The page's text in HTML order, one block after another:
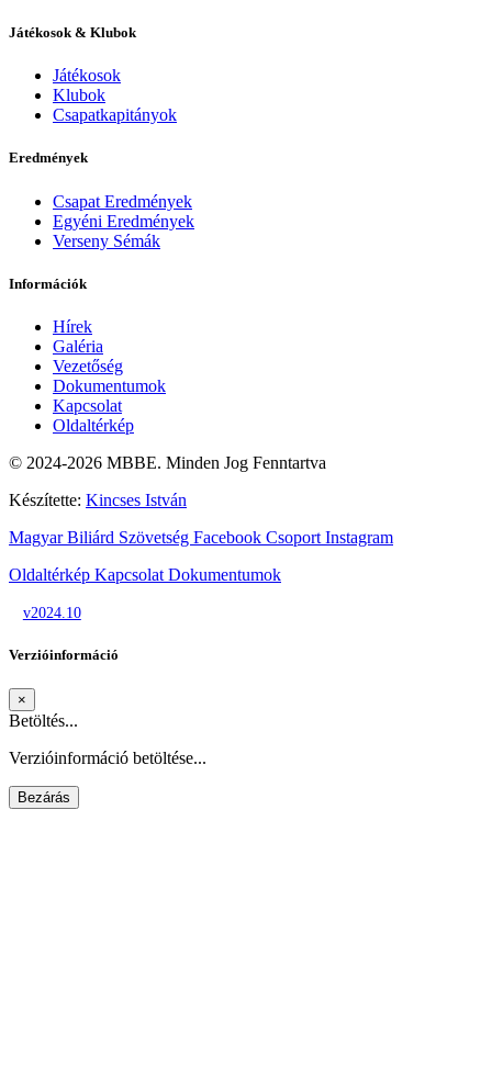
Játékosok & Klubok
Játékosok
Klubok
Csapatkapitányok
Eredmények
Csapat Eredmények
Egyéni Eredmények
Verseny Sémák
Információk
Hírek
Galéria
Vezetőség
Dokumentumok
Kapcsolat
Oldaltérkép
© 2024-2026 MBBE. Minden Jog Fenntartva
Készítette: Kincses István
Magyar Biliárd Szövetség Facebook Csoport Instagram
Oldaltérkép Kapcsolat Dokumentumok
v2024.10
Verzióinformáció
×
Betöltés...
Verzióinformáció betöltése...
Bezárás